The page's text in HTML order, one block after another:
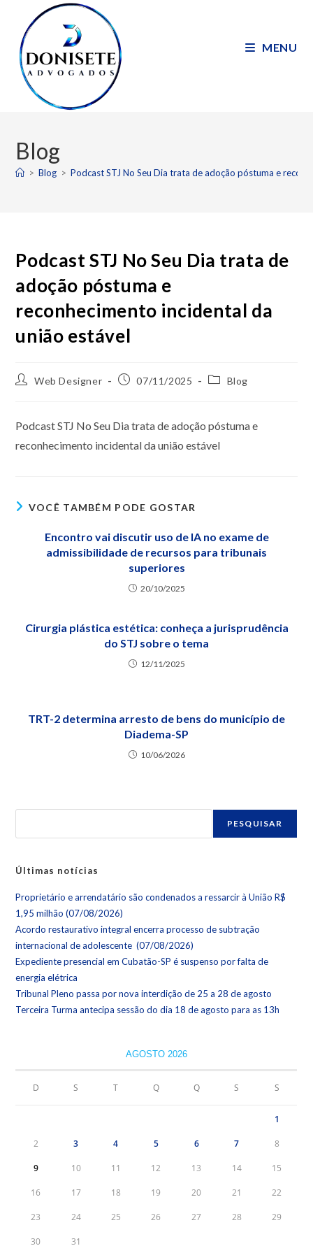
MENU
Blog
> Blog > Podcast STJ No Seu Dia trata de adoção póstuma e
Podcast STJ No Seu Dia trata de
adoção póstuma e
reconhecimento incidental da
união estável
Web Designer 07/11/2025 Blog
Podcast STJ No Seu Dia trata de adoção póstuma e
reconhecimento incidental da união estável
VOCÊ TAMBÉM PODE GOSTAR
Encontro vai discutir uso de IA no exame de
admissibilidade de recursos para tribunais
superiores
20/10/2025
Cirurgia plástica estética: conheça a jurisprudência
do STJ sobre o tema
12/11/2025
TRT-2 determina arresto de bens do município de
Diadema-SP
10/06/2026
PESQUISAR
Últimas notícias
Proprietário e arrendatário são condenados a ressarcir à União R$
1,95 milhão (07/08/2026)
Acordo restaurativo integral encerra processo de subtração
internacional de adolescente (07/08/2026)
Expediente presencial em Cubatão-SP é suspenso por falta de
energia elétrica
Tribunal Pleno passa por nova interdição de 25 a 28 de agosto
Terceira Turma antecipa sessão do dia 18 de agosto para as 13h
AGOSTO 2026
D S T Q Q S S
1
2 3 4 5 6 7 8
9 10 11 12 13 14 15
16 17 18 19 20 21 22
23 24 25 26 27 28 29
30 31